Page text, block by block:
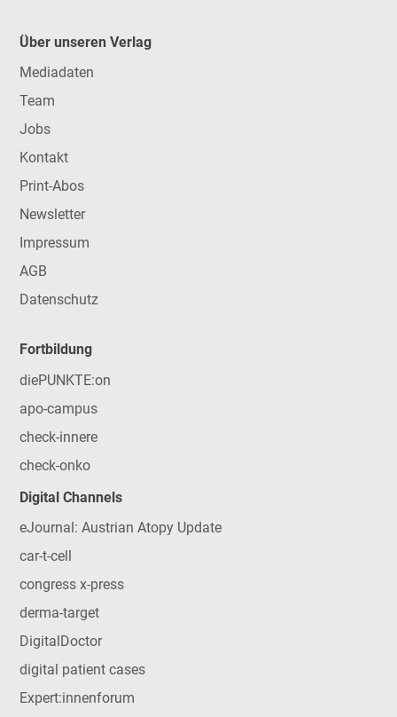
Über unseren Verlag
Mediadaten
Team
Jobs
Kontakt
Print-Abos
Newsletter
Impressum
AGB
Datenschutz
Fortbildung
diePUNKTE:on
apo-campus
check-innere
check-onko
Digital Channels
eJournal: Austrian Atopy Update
car-t-cell
congress x-press
derma-target
DigitalDoctor
digital patient cases
Expert:innenforum